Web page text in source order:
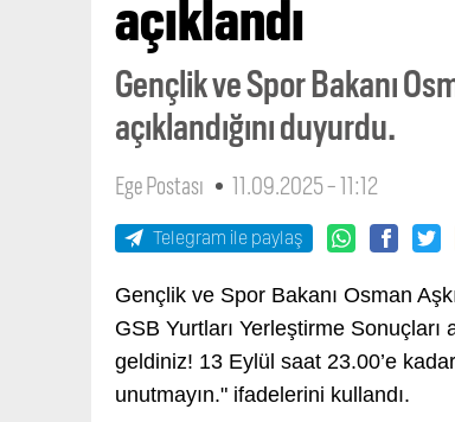
açıklandı
Gençlik ve Spor Bakanı
açıklandığını duyurdu.
Ege Postası 11.09.2025 - 11:12
Telegram ile paylaş
Gençlik ve Spor Bakanı Osman
GSB Yurtları Yerleştirme Sonuçları
geldiniz! 13 Eylül saat 23.00’e
unutmayın." ifadelerini kullandı.